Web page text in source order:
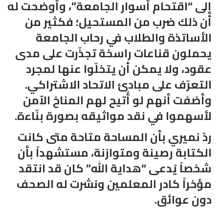
إلى “اقتحام أسوار الجامعة”، وأوضحت له
أن ذلك ضرب من المستحيل؛ فكثير من
الأساتذة والطلاب في رحاب الجامعة
يحملون قناعات راسخة تجذّرت على مدى
عقود، ولا يمكن أن يتخلّوا عنها لمجرد
التعرّف على مبادئ الاتحاد الاشتراكي.
وأضفت أنهم لو أُتيح لهم المناخ الآمن
لأسهموا في نقد مواثيقه بصورة بنّاءة.
ردّ نميري بأن المساحة متاحة متى كانت
الكتابة رصينة ومتوازنة، مستشهداً بأن
شخصاً يُدعى “هداية الله” كان قد انتقد
مؤخراً كادر المعلمين ونشرت له الصحف
دون عوائق.